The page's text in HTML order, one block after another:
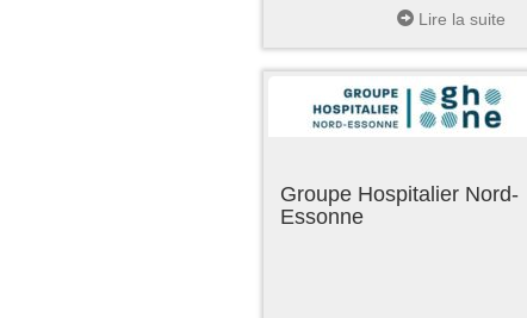
Lire la suite
Groupe Hospitalier Nord-
Essonne